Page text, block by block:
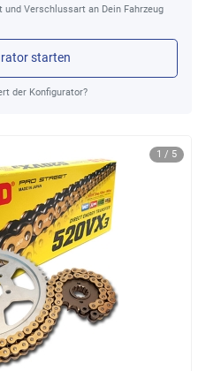
1 / 5
Verschlussart an Dein Fahrzeug
starten
der Konfigurator?